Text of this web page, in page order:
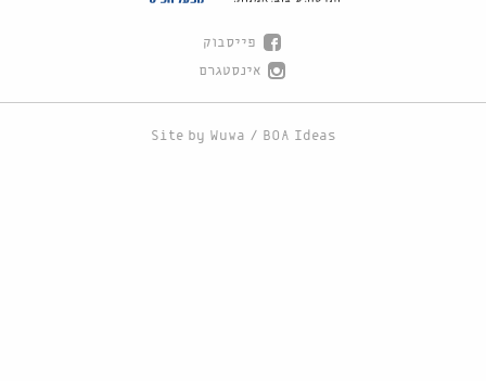
פייסבוק
אינסטגרם
Site by Wuwa / BOA Ideas